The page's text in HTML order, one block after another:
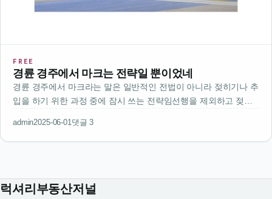
FREE
경륜 경주에서 마크는 전략일 뿐이었네
경륜 경주에서 마크라는 말은 일반적인 전법이 아니라 젖히기나 추
입을 하기 위한 과정 중에 잠시 쓰는 전략임선행을 제외하고 젖히
니라 특정한 목적을 위한 수단으로 쓰인다고 보면 되겠지이걸 전법
이라고 보기엔 …
admin2025-06-01댓글 3
럭셔리부동산저널